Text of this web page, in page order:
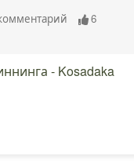
6
- Kosadaka